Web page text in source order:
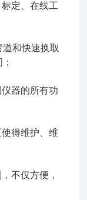
定、在线工
和快速换取
器的所有功
得维护、维
不仅方便，